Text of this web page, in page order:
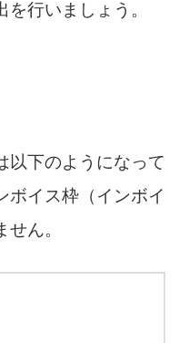
行いましょう。
以下のようになって
ボイス枠（インボイ
ん。